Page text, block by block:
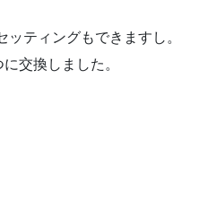
ティングもできますし。
交換しました。